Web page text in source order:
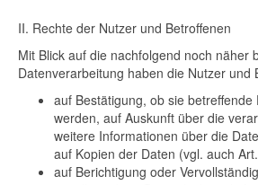
II. Rechte der Nutzer und Betroffenen
Mit Blick auf die nachfolgend noch näher
Datenverarbeitung haben die Nutzer und
auf Bestätigung, ob sie
werden, auf Auskunft über die
weitere Informationen über die
auf Kopien der Daten (vgl. auch
auf Berichtigung oder